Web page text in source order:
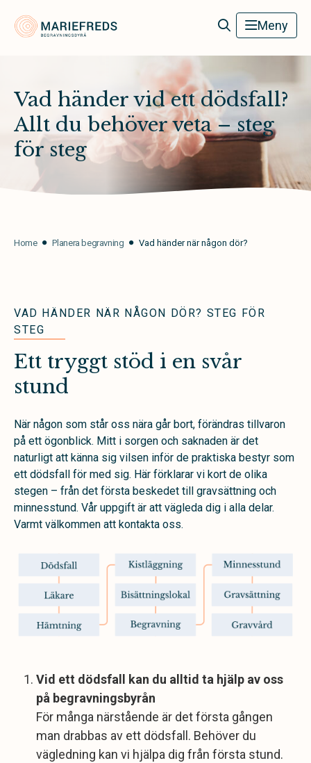
Mariefreds Begravningsbyrå Meny
Vad händer vid ett dödsfall?
Allt du behöver veta – steg
för steg
Home Planera begravning Vad händer när någon dör?
VAD HÄNDER NÄR NÅGON DÖR? STEG FÖR
STEG
Ett tryggt stöd i en svår
stund
När någon som står oss nära går bort, förändras tillvaron
på ett ögonblick. Mitt i sorgen och saknaden är det
naturligt att känna sig vilsen inför de praktiska bestyr som
ett dödsfall för med sig. Här förklarar vi kort de olika
stegen – från det första beskedet till gravsättning och
minnesstund. Vår uppgift är att vägleda dig i alla delar.
Varmt välkommen att kontakta oss.
Vid ett dödsfall kan du alltid ta hjälp av oss
på begravningsbyrån
För många närstående är det första gången
man drabbas av ett dödsfall. Behöver du
vägledning kan vi hjälpa dig från första stund.